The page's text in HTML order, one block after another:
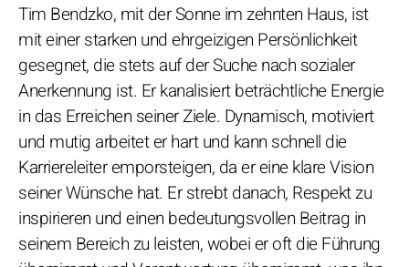
Tim Bendzko, mit der Sonne im zehnten Haus, ist
mit einer starken und ehrgeizigen Persönlichkeit
gesegnet, die stets auf der Suche nach sozialer
Anerkennung ist. Er kanalisiert beträchtliche Energie
in das Erreichen seiner Ziele. Dynamisch, motiviert
und mutig arbeitet er hart und kann schnell die
Karriereleiter emporsteigen, da er eine klare Vision
seiner Wünsche hat. Er strebt danach, Respekt zu
inspirieren und einen bedeutungsvollen Beitrag in
seinem Bereich zu leisten, wobei er oft die Führung